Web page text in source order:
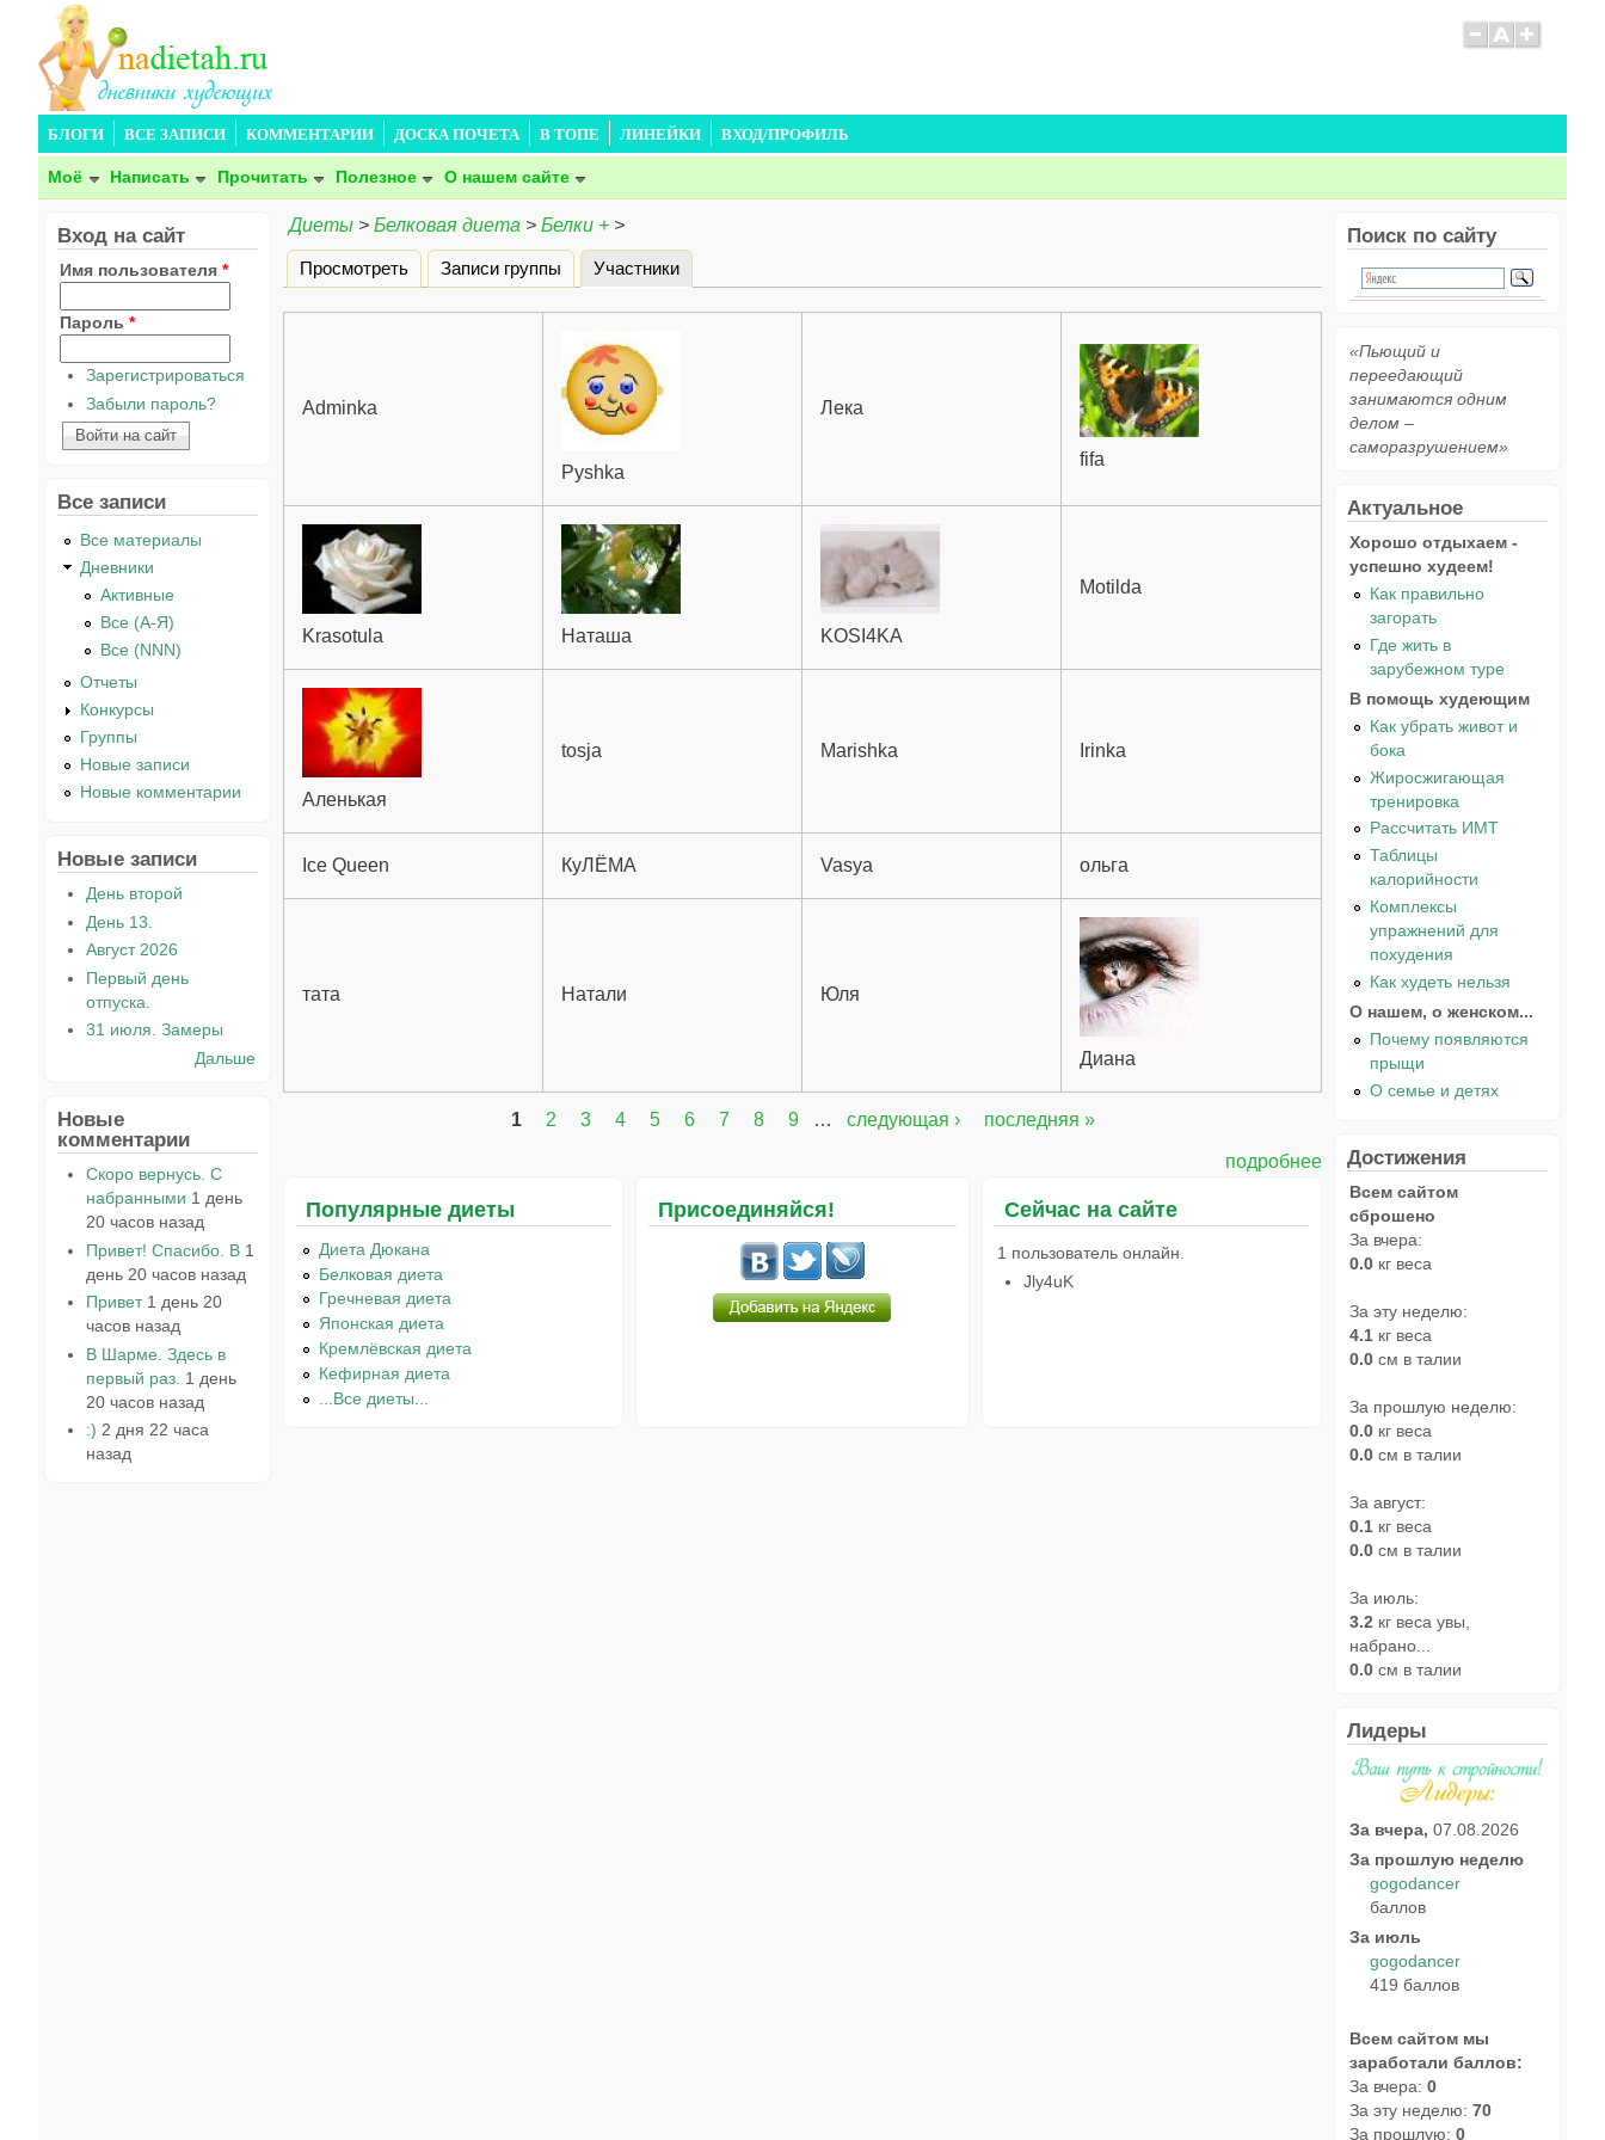
БЛОГИ ВСЕ ЗАПИСИ КОММЕНТАРИИ ДОСКА ПОЧЕТА В ТОПЕ ЛИНЕЙКИ ВХОД/ПРОФИЛЬ
Моё Написать Прочитать Полезное О нашем сайте
Диеты > Белковая диета > Белки + >
Главные вкладки
Просмотреть Записи группы Участники
Adminka
Pyshka
Лека
fifa
Krasotula Наташа KOSI4KA
Motilda
Аленькая
tosja Marishka Irinka
Ice Queen КуЛЁМА Vasya ольга
тата Натали Юля
Диана
1 2 3 4 5 6 7 8 9 … следующая › последняя »
подробнее
Популярные диеты
Диета Дюкана
Белковая диета
Гречневая диета
Японская диета
Кремлёвская диета
Кефирная диета
...Все диеты...
Присоединяйся! Сейчас на сайте
1 пользователь онлайн.
Jly4uK
Вход на сайт
Имя пользователя *
Пароль *
Зарегистрироваться
Забыли пароль?
Все записи
Все материалы
Дневники
Активные
Все (А-Я)
Все (NNN)
Отчеты
Конкурсы
Группы
Новые записи
Новые комментарии
Новые записи
День второй
День 13.
Август 2026
Первый день
отпуска.
31 июля. Замеры
Дальше
Новые
комментарии
Скоро вернусь. С
набранными 1 день
20 часов назад
Привет! Спасибо. В 1
день 20 часов назад
Привет 1 день 20
часов назад
В Шарме. Здесь в
первый раз. 1 день
20 часов назад
:) 2 дня 22 часа
назад
Поиск по сайту
«Пьющий и
переедающий
занимаются одним
делом –
саморазрушением»
Актуальное
Хорошо отдыхаем -
успешно худеем!
Как правильно
загорать
Где жить в
зарубежном туре
В помощь худеющим
Как убрать живот и
бока
Жиросжигающая
тренировка
Рассчитать ИМТ
Таблицы
калорийности
Комплексы
упражнений для
похудения
Как худеть нельзя
О нашем, о женском...
Почему появляются
прыщи
О семье и детях
Достижения
Всем сайтом
сброшено
За вчера:
0.0 кг веса
За эту неделю:
4.1 кг веса
0.0 см в талии
За прошлую неделю:
0.0 кг веса
0.0 см в талии
За август:
0.1 кг веса
0.0 см в талии
За июль:
3.2 кг веса увы,
набрано...
0.0 см в талии
Лидеры
За вчера, 07.08.2026
За прошлую неделю
gogodancer
баллов
За июль
gogodancer
419 баллов
Всем сайтом мы
заработали баллов:
За вчера: 0
За эту неделю: 70
За прошлую: 0